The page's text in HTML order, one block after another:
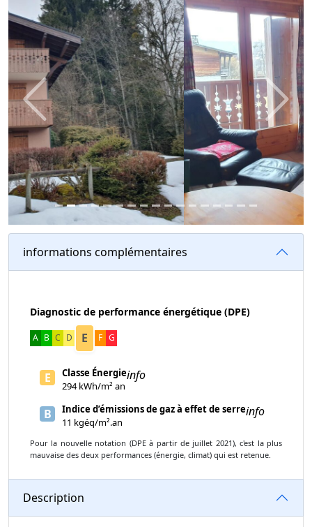
Previous Next
informations complémentaires
Diagnostic de performance énergétique (DPE)
A B C D E F G
E
Classe Énergie
294 kWh/m² an
info
B
Indice d’émissions de gaz à effet de serre
11 kgéq/m².an
info
Pour la nouvelle notation (DPE à partir de juillet 2021), c'est la plus
mauvaise des deux performances (énergie, climat) qui est retenue.
Description